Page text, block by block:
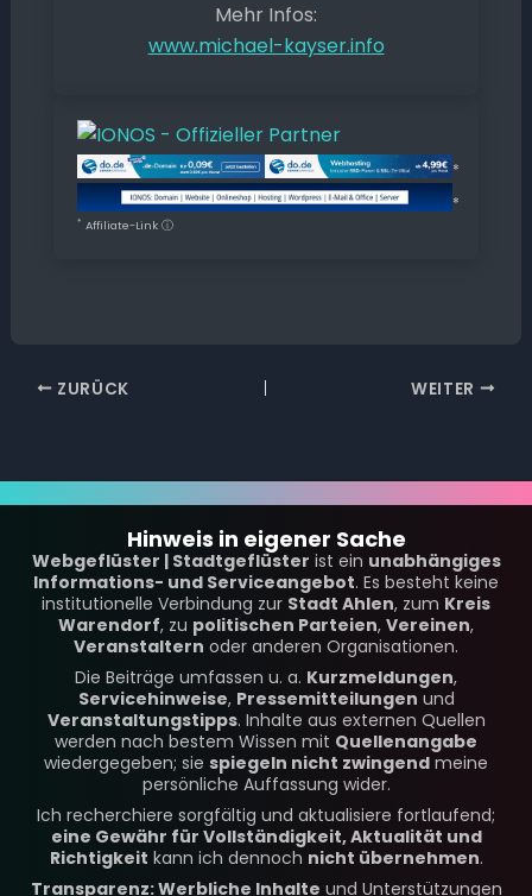
Mehr Infos:
www.michael-kayser.info
*
*
* Affiliate-Link ⓘ
ZURÜCK WEITER
Hinweis in eigener Sache
Webgeflüster | Stadtgeflüster ist ein unabhängiges
Informations- und Serviceangebot. Es besteht keine
institutionelle Verbindung zur Stadt Ahlen, zum Kreis
Warendorf, zu politischen Parteien, Vereinen,
Veranstaltern oder anderen Organisationen.
Die Beiträge umfassen u. a. Kurzmeldungen,
Servicehinweise, Pressemitteilungen und
Veranstaltungstipps. Inhalte aus externen Quellen
werden nach bestem Wissen mit Quellenangabe
wiedergegeben; sie spiegeln nicht zwingend meine
persönliche Auffassung wider.
Ich recherchiere sorgfältig und aktualisiere fortlaufend;
eine Gewähr für Vollständigkeit, Aktualität und
Richtigkeit kann ich dennoch nicht übernehmen.
Transparenz: Werbliche Inhalte und Unterstützungen